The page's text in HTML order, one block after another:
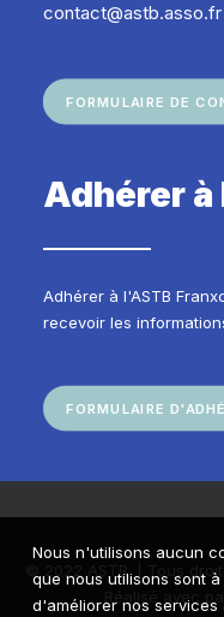
contact@astb.asso.fr
FORMULAIRE DE
Adhérer à
Adhérer à l'ASTB
recevoir les
FORMULAIRE
© 2022 ASTB. | Tous
Réalisé avec
Nous n'utilisons aucun
que nous utilisons sont
d'améliorer nos services